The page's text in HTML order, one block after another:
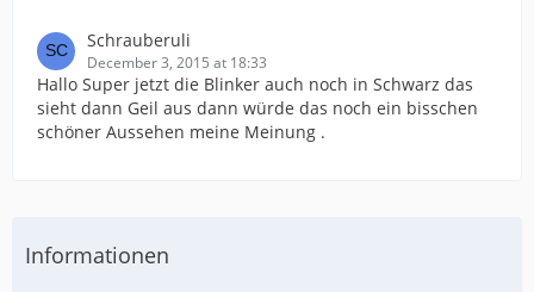
Schrauberuli
December 3, 2015 at 18:33
Hallo Super jetzt die Blinker auch noch in Schwarz das
sieht dann Geil aus dann würde das noch ein bisschen
schöner Aussehen meine Meinung .
Informationen